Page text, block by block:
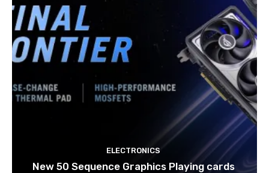
ELECTRONICS
New 50 Sequence Graphics Playing cards